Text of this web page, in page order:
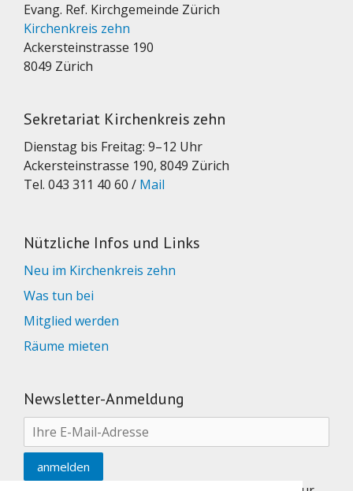
Evang. Ref. Kirchgemeinde Zürich
Kirchenkreis zehn
Ackersteinstrasse 190
8049 Zürich
Sekretariat Kirchenkreis zehn
Dienstag bis Freitag: 9–12 Uhr
Ackersteinstrasse 190, 8049 Zürich
Tel. 043 311 40 60 / Mail
Nützliche Infos und Links
Neu im Kirchenkreis zehn
Was tun bei
Mitglied werden
Räume mieten
Newsletter-Anmeldung